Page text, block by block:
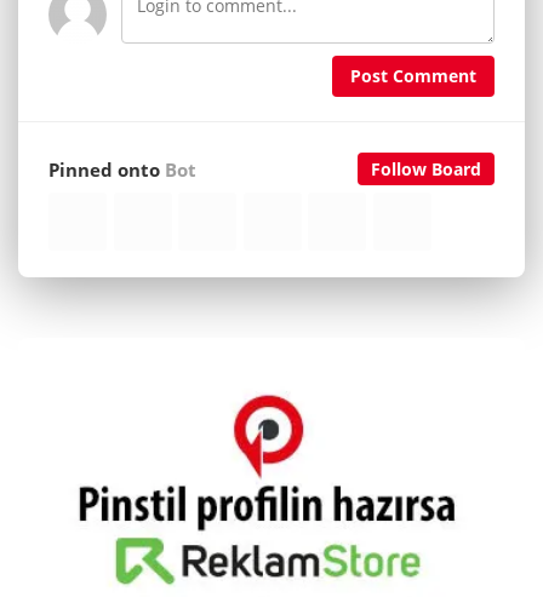
Post Comment
Follow Board
Pinned onto Bot